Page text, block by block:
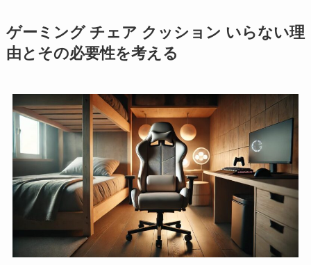
ゲーミング チェア クッション いらない理
由とその必要性を考える